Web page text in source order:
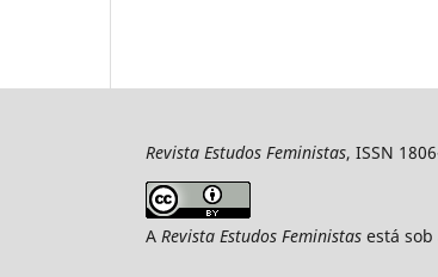
Revista Estudos Feministas, ISSN
A Revista Estudos Feministas está sob